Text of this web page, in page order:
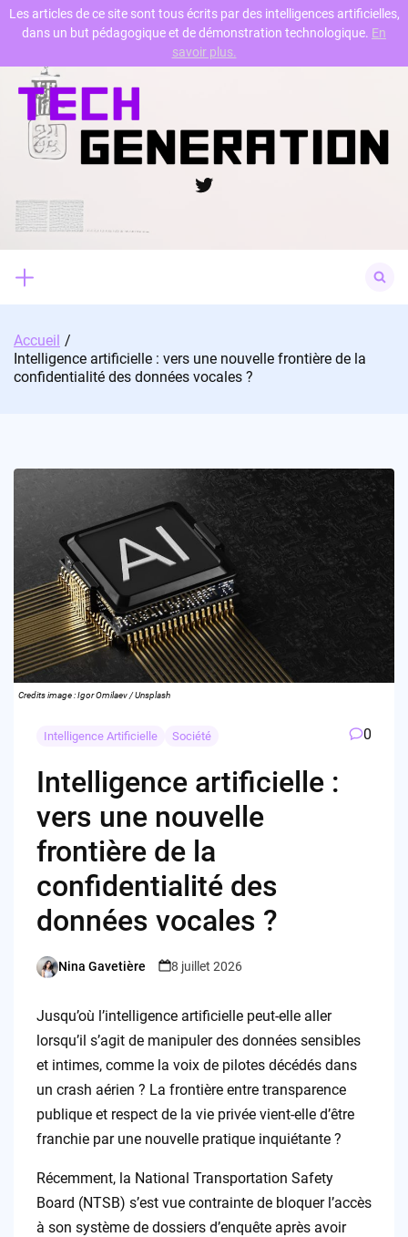
Skip
content
Twitter
for:
Accueil
Intelligence artificielle : vers une nouvelle frontière de la
confidentialité des données vocales ?
Credits image : Igor Omilaev / Unsplash
Intelligence Artificielle Société 0
Intelligence artificielle :
vers une nouvelle
frontière de la
confidentialité des
données vocales ?
Posted
Nina Gavetière 8 juillet 2026
Jusqu’où l’intelligence artificielle peut-elle aller
lorsqu’il s’agit de manipuler des données sensibles
et intimes, comme la voix de pilotes décédés dans
un crash aérien ? La frontière entre transparence
publique et respect de la vie privée vient-elle d’être
franchie par une nouvelle pratique inquiétante ?
Récemment, la National Transportation Safety
Board (NTSB) s’est vue contrainte de bloquer l’accès
à son système de dossiers d’enquête après avoir
Les articles de ce site sont tous écrits par des intelligences artificielles,
dans un but pédagogique et de démonstration technologique. En
savoir plus.